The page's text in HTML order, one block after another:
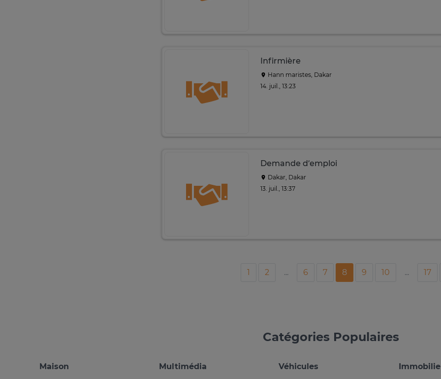
Infirmière
Hann maristes, Dakar
14. juil., 13:23
Demande d’emploi
Dakar, Dakar
13. juil., 13:37
1 2 ... 6 7 8 9 10 ... 17
Catégories Populaires
Maison Multimédia Véhicules